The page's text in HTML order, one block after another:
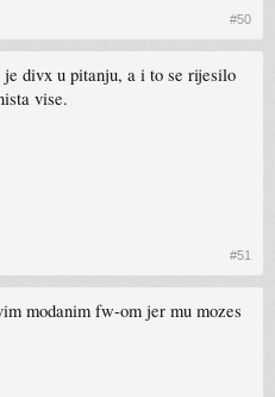
#50
je divx u pitanju, a i to se rijesilo
vise.
#51
modanim fw-om jer mu mozes